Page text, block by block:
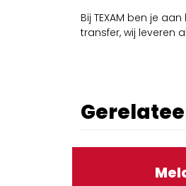
Bij TEXAM ben je
transfer, wij leveren